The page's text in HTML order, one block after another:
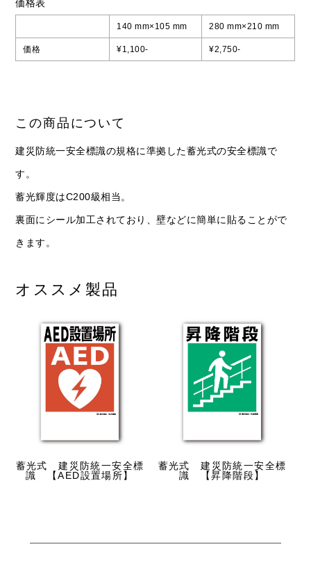
価格表
140 mm×105 mm 280 mm×210 mm
価格 ¥1,100- ¥2,750-
この商品について
建災防統一安全標識の規格に準拠した蓄光式の安全標識で
す。
蓄光輝度はC200級相当。
裏面にシール加工されており、壁などに簡単に貼ることがで
きます。
オススメ製品
蓄光式 建災防統一安全標
識 【AED設置場所】
蓄光式 建災防統一安全標
識 【昇降階段】